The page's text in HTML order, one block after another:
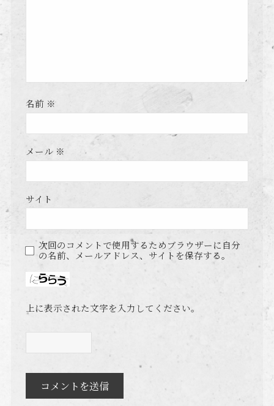
名前 ※
メール ※
サイト
次回のコメントで使用するためブラウザーに自分
の名前、メールアドレス、サイトを保存する。
上に表示された文字を入力してください。